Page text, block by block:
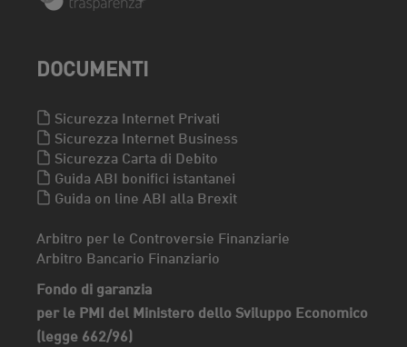
DOCUMENTI
Sicurezza Internet Privati
Sicurezza Internet Business
Sicurezza Carta di Debito
Guida ABI bonifici istantanei
Guida on line ABI alla Brexit
Arbitro per le Controversie Finanziarie
Arbitro Bancario Finanziario
Fondo di garanzia
per le PMI del Ministero dello Sviluppo Economico
(legge 662/96)